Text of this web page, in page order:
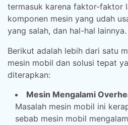
termasuk karena faktor-faktor
komponen mesin yang udah
yang salah, dan hal-hal lainnya.
Berikut adalah lebih dari satu
mesin mobil dan solusi tepat
diterapkan:
Mesin Mengalami
Masalah mesin mobil ini
sebab mesin mobil